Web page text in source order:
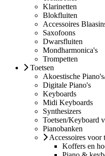
Klarinetten
Blokfluiten
Accessoires
Saxofoons
Dwarsfluiten
Mondharmonica's
Trompetten
Toetsen
Akoestische
Digitale Piano's
Keyboards
Midi Keyboards
Synthesizers
Toetsen/Keyboard
Pianobanken
Accessoires voor
Koffers en